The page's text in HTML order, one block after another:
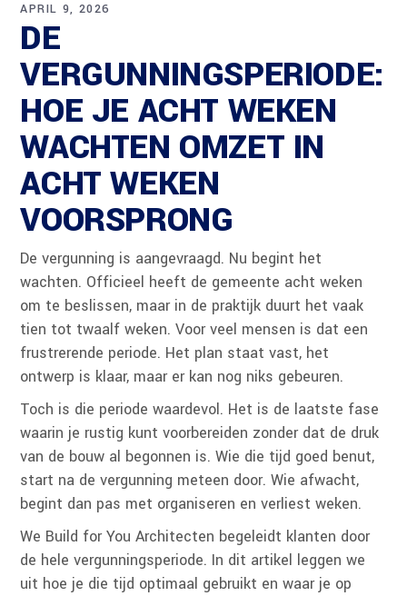
APRIL 9, 2026
DE
VERGUNNINGSPERIODE:
HOE JE ACHT WEKEN
WACHTEN OMZET IN
ACHT WEKEN
VOORSPRONG
De vergunning is aangevraagd. Nu begint het
wachten. Officieel heeft de gemeente acht weken
om te beslissen, maar in de praktijk duurt het vaak
tien tot twaalf weken. Voor veel mensen is dat een
frustrerende periode. Het plan staat vast, het
ontwerp is klaar, maar er kan nog niks gebeuren.
Toch is die periode waardevol. Het is de laatste fase
waarin je rustig kunt voorbereiden zonder dat de druk
van de bouw al begonnen is. Wie die tijd goed benut,
start na de vergunning meteen door. Wie afwacht,
begint dan pas met organiseren en verliest weken.
We Build for You Architecten begeleidt klanten door
de hele vergunningsperiode. In dit artikel leggen we
uit hoe je die tijd optimaal gebruikt en waar je op